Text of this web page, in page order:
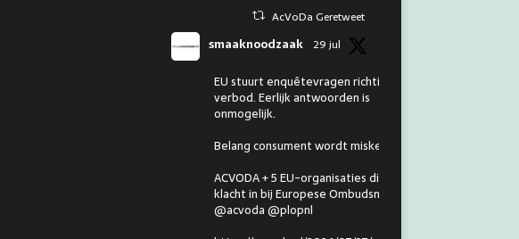
AcVoDa Geretweet
smaaknoodzaak 29 jul
EU stuurt enquêtevragen richting
verbod. Eerlijk antwoorden is
onmogelijk.
Belang consument wordt miskend.
ACVODA + 5 EU-organisaties dienen
klacht in bij Europese Ombudsman.
@acvoda @plopnl